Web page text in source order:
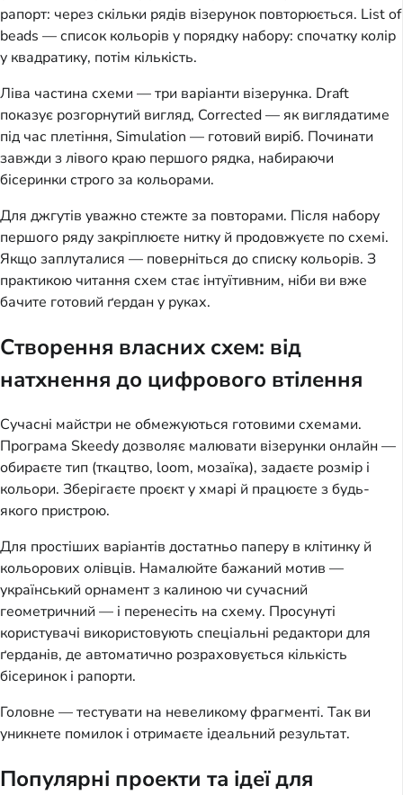
рапорт: через скільки рядів візерунок повторюється. List of
beads — список кольорів у порядку набору: спочатку колір
у квадратику, потім кількість.
Ліва частина схеми — три варіанти візерунка. Draft
показує розгорнутий вигляд, Corrected — як виглядатиме
під час плетіння, Simulation — готовий виріб. Починати
завжди з лівого краю першого рядка, набираючи
бісеринки строго за кольорами.
Для джгутів уважно стежте за повторами. Після набору
першого ряду закріплюєте нитку й продовжуєте по схемі.
Якщо заплуталися — поверніться до списку кольорів. З
практикою читання схем стає інтуїтивним, ніби ви вже
бачите готовий ґердан у руках.
Створення власних схем: від
натхнення до цифрового втілення
Сучасні майстри не обмежуються готовими схемами.
Програма Skeedy дозволяє малювати візерунки онлайн —
обираєте тип (ткацтво, loom, мозаїка), задаєте розмір і
кольори. Зберігаєте проєкт у хмарі й працюєте з будь-
якого пристрою.
Для простіших варіантів достатньо паперу в клітинку й
кольорових олівців. Намалюйте бажаний мотив —
український орнамент з калиною чи сучасний
геометричний — і перенесіть на схему. Просунуті
користувачі використовують спеціальні редактори для
ґерданів, де автоматично розраховується кількість
бісеринок і рапорти.
Головне — тестувати на невеликому фрагменті. Так ви
уникнете помилок і отримаєте ідеальний результат.
Популярні проекти та ідеї для